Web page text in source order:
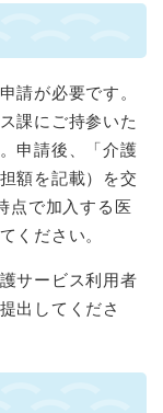
請が必要です。
課にご持参いた
申請後、「介護
額を記載）を交
点で加入する医
ください。
サービス利用者
出してくださ